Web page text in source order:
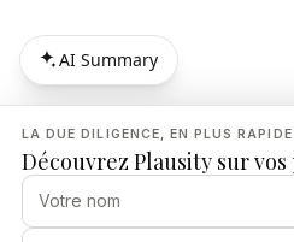
LA DUE DILIGENCE, EN PLUS RAPIDE
Découvrez Plausity sur
AI Summary